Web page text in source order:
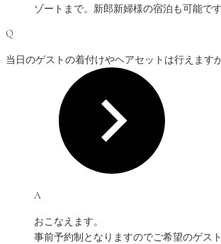
ゾートまで。新郎新婦様の宿泊も可能です
Q
当日のゲストの着付けやヘアセットは行えます
A
おこなえます。
事前予約制となりますのでご希望のゲス